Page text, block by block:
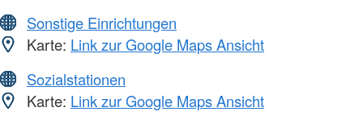
Sonstige Einrichtungen
Karte: Link zur Google Maps Ansicht
Sozialstationen
Karte: Link zur Google Maps Ansicht